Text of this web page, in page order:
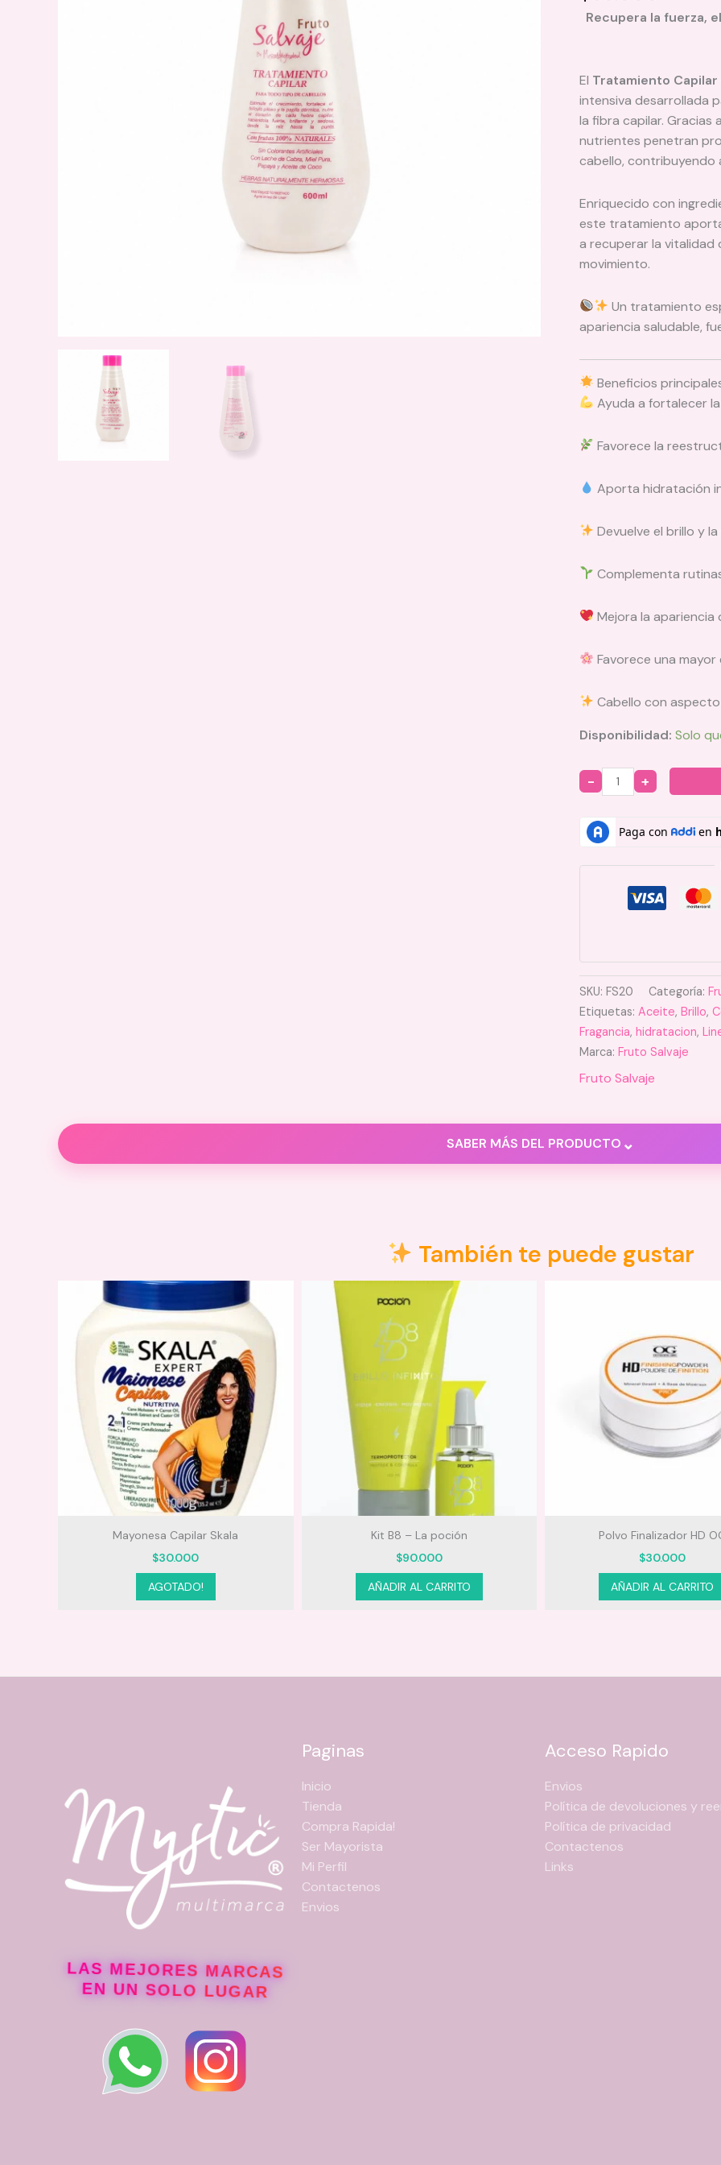
Recupera la fuerza,
El Tratamiento
intensiva desarrollada
la fibra capilar. Gracias
nutrientes penetran
cabello, contribuyendo
Enriquecido con
este tratamiento
a recuperar la vitalidad
movimiento.
Un tratamiento
apariencia saludable,
Beneficios
Ayuda a fortalecer
Favorece la
Aporta hidratación
Devuelve el brillo y
Complementa
Mejora la
Favorece una
Cabello con
Disponibilidad: Solo
Quantity
SKU: FS20 Categoría:
Etiquetas: Aceite, Brillo,
Fragancia, hidratacion,
Marca: Fruto Salvaje
Fruto Salvaje
SABER MÁS DEL PRODUCTO ⌄
También te puede gustar
Mayonesa Capilar Skala
$30.000
AGOTADO!
Kit B8 – La poción
$90.000
AÑADIR AL CARRITO
Polvo Finalizador HD
$30.000
AÑADIR AL CARRITO
LAS MEJORES MARCAS
EN UN SOLO LUGAR
Paginas
Inicio
Tienda
Compra Rapida!
Ser Mayorista
Mi Perfil
Contactenos
Envios
Acceso Rapido
Envios
Política de devoluciones y
Política de privacidad
Contactenos
Links